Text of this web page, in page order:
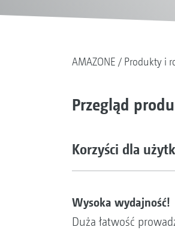
AMAZONE Produkty i
Przegląd
Korzyści dla
Wysoka wydajność!
Duża łatwość